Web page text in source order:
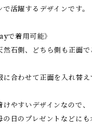
活躍するデザインです。
で着用可能》
然石側、どちら側も正面で
に合わせて正面を入れ替え
やすいデザインなので、
の日のプレゼントなどにも